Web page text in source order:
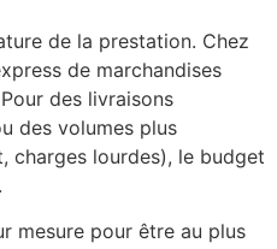
de la prestation. Chez
de marchandises
des livraisons
des volumes plus
charges lourdes), le budget
mesure pour être au plus